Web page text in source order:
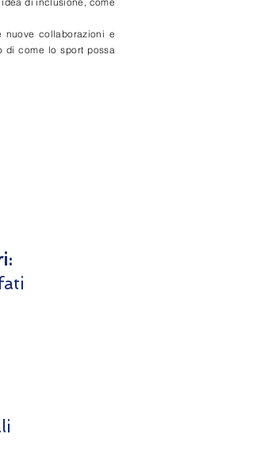
nuove collaborazioni e
di come lo sport possa